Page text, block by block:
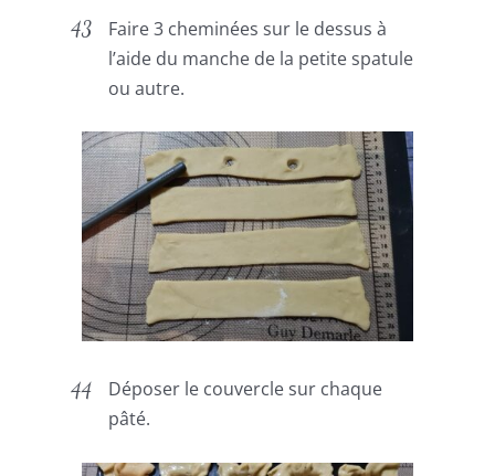
Faire 3 cheminées sur le dessus à
l’aide du manche de la petite spatule
ou autre.
Déposer le couvercle sur chaque
pâté.